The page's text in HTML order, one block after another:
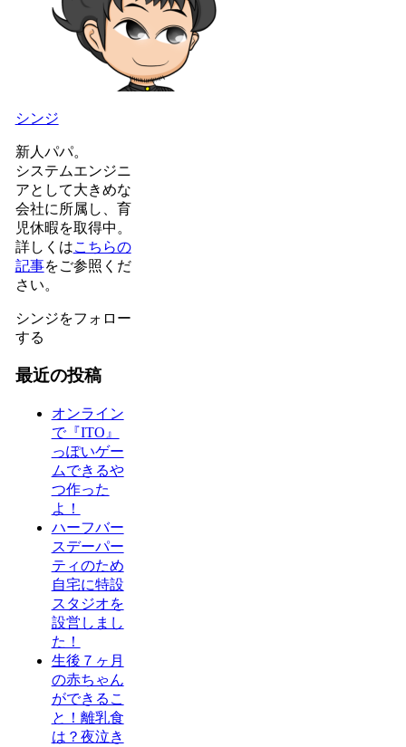
シンジ
新人パパ。
システムエンジニ
アとして大きめな
会社に所属し、育
児休暇を取得中。
詳しくはこちらの
記事をご参照くだ
さい。
シンジをフォロー
する
最近の投稿
オンライン
で『ITO』
っぽいゲー
ムできるや
つ作った
よ！
ハーフバー
スデーパー
ティのため
自宅に特設
スタジオを
設営しまし
た！
生後７ヶ月
の赤ちゃん
ができるこ
と！離乳食
は？夜泣き